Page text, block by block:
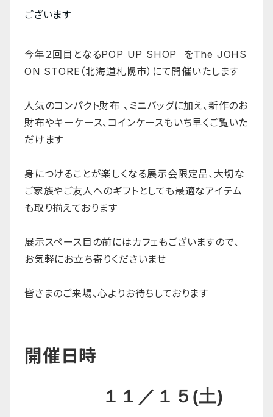
ございます
今年２回目となるPOP UP SHOP をThe JOHS
ON STORE（北海道札幌市）にて開催いたします
人気のコンパクト財布 、ミニバッグに加え、新作のお
財布やキーケース、コインケースもいち早くご覧いた
だけます
身につけることが楽しくなる展示会限定品、 大切な
ご家族やご友人へのギフトとしても最適なアイテム
も取り揃えております
展示スペース目の前にはカフェもございますので、
お気軽にお立ち寄りくださいませ
皆さまのご来場、心よりお待ちしております
開催日時
１１／１５(土)